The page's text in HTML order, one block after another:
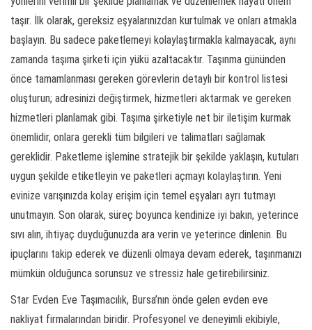
taşır. İlk olarak, gereksiz eşyalarınızdan kurtulmak ve onları atmakla
başlayın. Bu sadece paketlemeyi kolaylaştırmakla kalmayacak, aynı
zamanda taşıma şirketi için yükü azaltacaktır. Taşınma gününden
önce tamamlanması gereken görevlerin detaylı bir kontrol listesi
oluşturun; adresinizi değiştirmek, hizmetleri aktarmak ve gereken
hizmetleri planlamak gibi. Taşıma şirketiyle net bir iletişim kurmak
önemlidir, onlara gerekli tüm bilgileri ve talimatları sağlamak
gereklidir. Paketleme işlemine stratejik bir şekilde yaklaşın, kutuları
uygun şekilde etiketleyin ve paketleri açmayı kolaylaştırın. Yeni
evinize varışınızda kolay erişim için temel eşyaları ayrı tutmayı
unutmayın. Son olarak, süreç boyunca kendinize iyi bakın, yeterince
sıvı alın, ihtiyaç duyduğunuzda ara verin ve yeterince dinlenin. Bu
ipuçlarını takip ederek ve düzenli olmaya devam ederek, taşınmanızı
mümkün olduğunca sorunsuz ve stressiz hale getirebilirsiniz.
Star Evden Eve Taşımacılık, Bursa’nın önde gelen evden eve
nakliyat firmalarından biridir. Profesyonel ve deneyimli ekibiyle,